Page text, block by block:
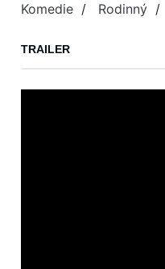
Komedie / Rodinný /
TRAILER